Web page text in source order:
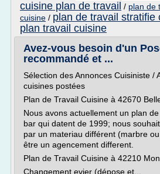
cuisine plan de travail / plan de
cuisine / plan de travail stratifie
plan travail cuisine
Avez-vous besoin d'un
recommandé et ...
Sélection des Annonces Cuisiniste /
cuisines postées
Plan de Travail Cuisine à 42670
Nous avons actuellement un plan
bar qui datent de 1999; nous
par un materiau différent (marbre
être un agencement different.
Plan de Travail Cuisine à 42210
Changement evier (dépose et...